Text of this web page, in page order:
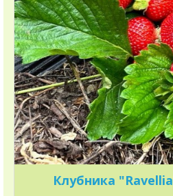
Клубника